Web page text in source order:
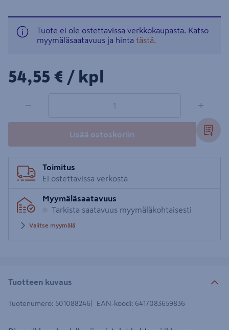
Tuote ei ole ostettavissa verkkokaupasta. Katso
myymäläsaatavuus ja hinta tästä.
54,55€/kpl
54,55 € / kpl
− +
Lisää ostoskoriin
Toimitus
Ei ostettavissa verkosta
Myymäläsaatavuus
Tarkista saatavuus myymäläkohtaisesti
Valitse myymälä
Tuotteen kuvaus
Tuotenumero: 501088246 EAN-koodi: 6417083659836